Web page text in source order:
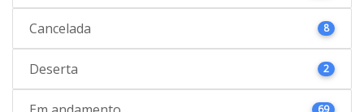
Cancelada 8
Deserta 2
69